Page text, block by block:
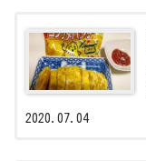
2020.07.04